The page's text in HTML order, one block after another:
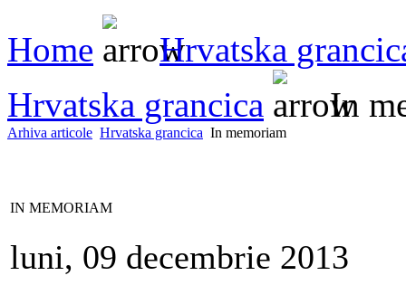
Home
Hrvatska
Hrvatska grancica
In
Arhiva articole Hrvatska grancica In memoriam
IN MEMORIAM
luni, 09 decembrie 2013